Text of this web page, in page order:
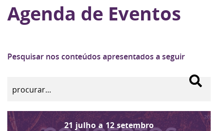
Agenda de Eventos
Pesquisar nos conteúdos apresentados a seguir
21 julho a 12 setembro